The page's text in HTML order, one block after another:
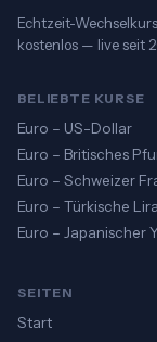
Echtzeit-
kostenlos — live seit
BELIEBTE KURSE
Euro – US-Dollar
Euro – Britisches
Euro – Schweizer
Euro – Türkische Lira
Euro – Japanischer
SEITEN
Start